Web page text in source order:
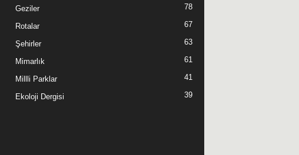
Geziler 78
Rotalar 67
Şehirler 63
Mimarlık 61
Millli Parklar 41
Ekoloji Dergisi 39